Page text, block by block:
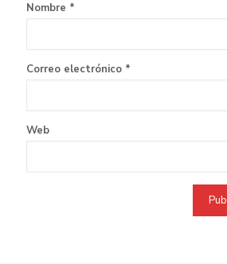
Nombre *
Correo electrónico *
Web